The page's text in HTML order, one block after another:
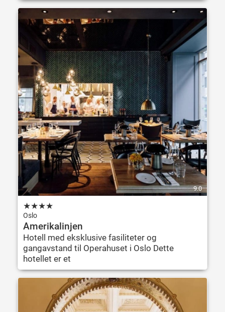
9.0
★★★★
Oslo
Amerikalinjen
Hotell med eksklusive fasiliteter og
gangavstand til Operahuset i Oslo Dette
hotellet er et